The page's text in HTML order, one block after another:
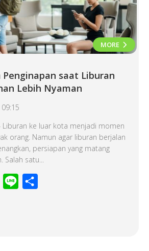
MORE
saat Liburan
Lebih Nyaman
ke luar kota menjadi momen
orang. Namun agar liburan berjalan
persiapan yang matang
Salah satu...
WhatsApp
Line